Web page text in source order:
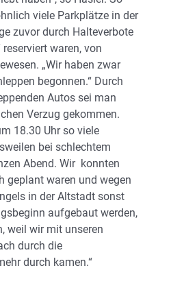
viele Parkplätze in der
zuvor durch Halteverbote
waren, von
„Wir haben zwar
begonnen.“ Durch
Autos sei man
Verzug gekommen.
18.30 Uhr so viele
bei schlechtem
Abend. Wir konnten
geplant waren und wegen
in der Altstadt sonst
aufgebaut werden,
weil wir mit unseren
durch die
durch kamen.“